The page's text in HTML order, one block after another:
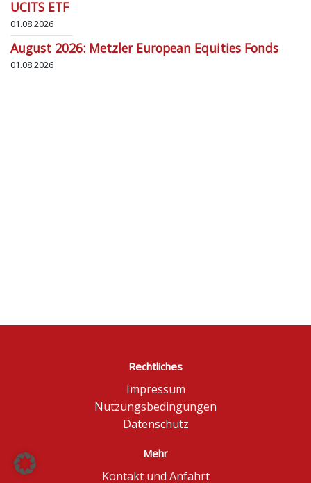
UCITS ETF
01.08.2026
August 2026: Metzler European Equities Fonds
01.08.2026
Rechtliches
Impressum
Nutzungsbedingungen
Datenschutz
Mehr
Kontakt und Anfahrt